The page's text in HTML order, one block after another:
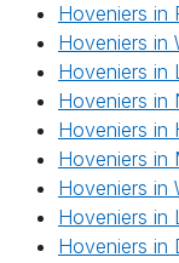
Hoveniers in
Hoveniers in
Hoveniers in
Hoveniers in
Hoveniers in
Hoveniers in
Hoveniers in
Hoveniers in
Hoveniers in